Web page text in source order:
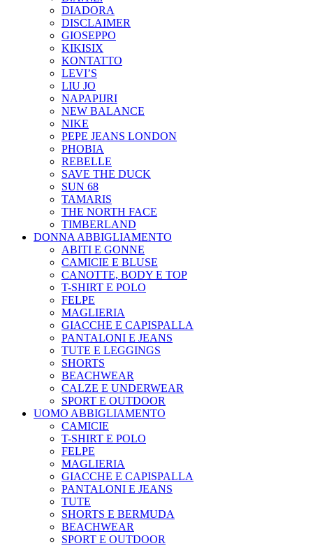
DIADORA
DISCLAIMER
GIOSEPPO
KIKISIX
KONTATTO
LEVI’S
LIU JO
NAPAPIJRI
NEW BALANCE
NIKE
PEPE JEANS LONDON
PHOBIA
REBELLE
SAVE THE DUCK
SUN 68
TAMARIS
THE NORTH FACE
TIMBERLAND
DONNA ABBIGLIAMENTO
ABITI E GONNE
CAMICIE E BLUSE
CANOTTE, BODY E TOP
T-SHIRT E POLO
FELPE
MAGLIERIA
GIACCHE E CAPISPALLA
PANTALONI E JEANS
TUTE E LEGGINGS
SHORTS
BEACHWEAR
CALZE E UNDERWEAR
SPORT E OUTDOOR
UOMO ABBIGLIAMENTO
CAMICIE
T-SHIRT E POLO
FELPE
MAGLIERIA
GIACCHE E CAPISPALLA
PANTALONI E JEANS
TUTE
SHORTS E BERMUDA
BEACHWEAR
SPORT E OUTDOOR